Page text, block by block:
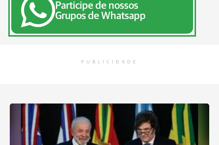
Participe de nossos
Grupos de Whatsapp
PUBLICIDADE